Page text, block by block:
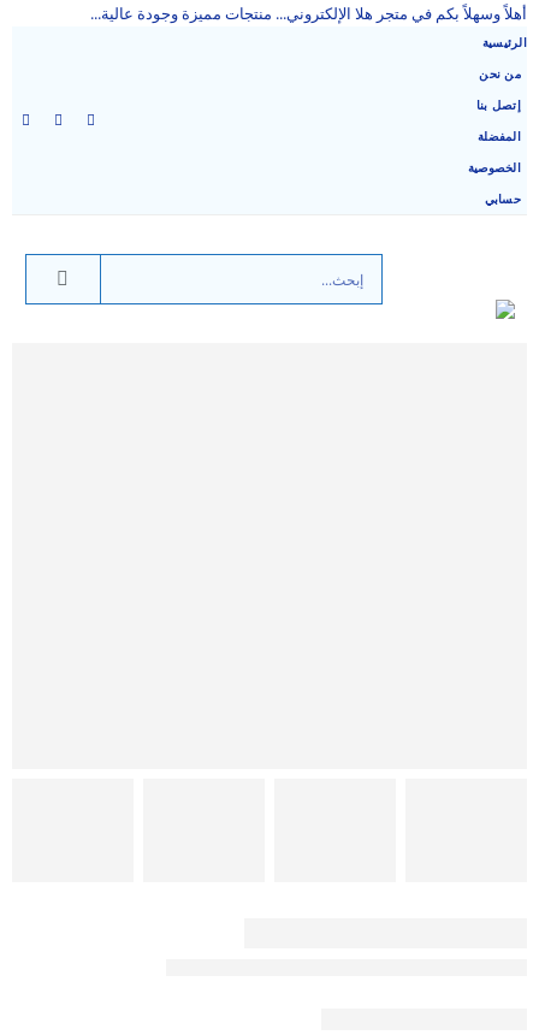
أهلاً وسهلاً بكم في متجر هلا الإلكتروني... منتجات مميزة وجودة عالية...
الرئيسية
من نحن
إتصل بنا
المفضلة
الخصوصية
حسابي